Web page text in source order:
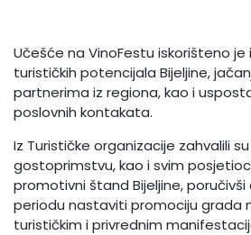
Učešće na VinoFestu iskorišteno je
turističkih potencijala Bijeljine,
partnerima iz regiona, kao i
poslovnih kontakata.
Iz Turističke organizacije zahvalili
gostoprimstvu, kao i svim
promotivni štand Bijeljine,
periodu nastaviti promociju grada
turističkim i privrednim